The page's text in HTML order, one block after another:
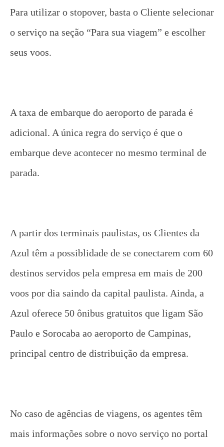
Para utilizar o stopover, basta o Cliente selecionar
o serviço na seção “Para sua viagem” e escolher
seus voos.
A taxa de embarque do aeroporto de parada é
adicional. A única regra do serviço é que o
embarque deve acontecer no mesmo terminal de
parada.
A partir dos terminais paulistas, os Clientes da
Azul têm a possiblidade de se conectarem com 60
destinos servidos pela empresa em mais de 200
voos por dia saindo da capital paulista. Ainda, a
Azul oferece 50 ônibus gratuitos que ligam São
Paulo e Sorocaba ao aeroporto de Campinas,
principal centro de distribuição da empresa.
No caso de agências de viagens, os agentes têm
mais informações sobre o novo serviço no portal